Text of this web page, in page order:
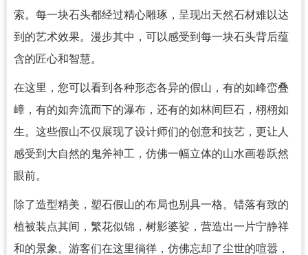
索。每一块石头都经过精心雕琢，呈现出天然石材难以达
到的艺术效果。漫步其中，可以感受到每一块石头背后蕴
含的匠心和智慧。
在这里，您可以看到各种形态各异的假山，有的如峰峦叠
嶂，有的如奔流而下的瀑布，还有的如林间巨石，栩栩如
生。这些假山不仅展现了设计师们的创意和技艺，更让人
感受到大自然的鬼斧神工，仿佛一幅立体的山水画卷跃然
眼前。
除了造型精美，塑石假山的布局也别具一格。错落有致的
植被装点其间，繁花似锦，树影婆娑，营造出一片宁静祥
和的景象。游客们在这里徜徉，仿佛忘却了尘世的喧嚣，